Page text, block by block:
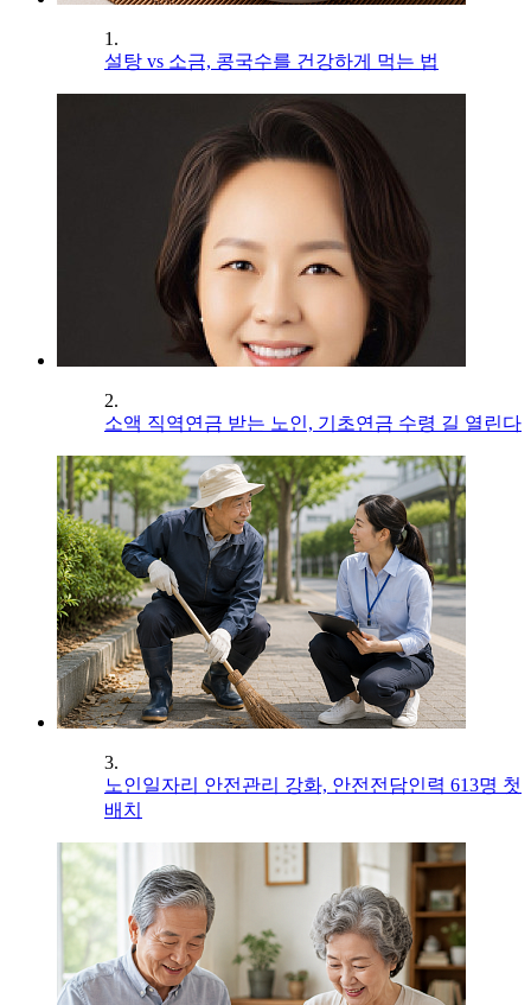
1.
설탕 vs 소금, 콩국수를 건강하게 먹는 법
2.
소액 직역연금 받는 노인, 기초연금 수령 길 열린다
3.
노인일자리 안전관리 강화, 안전전담인력 613명 첫
배치